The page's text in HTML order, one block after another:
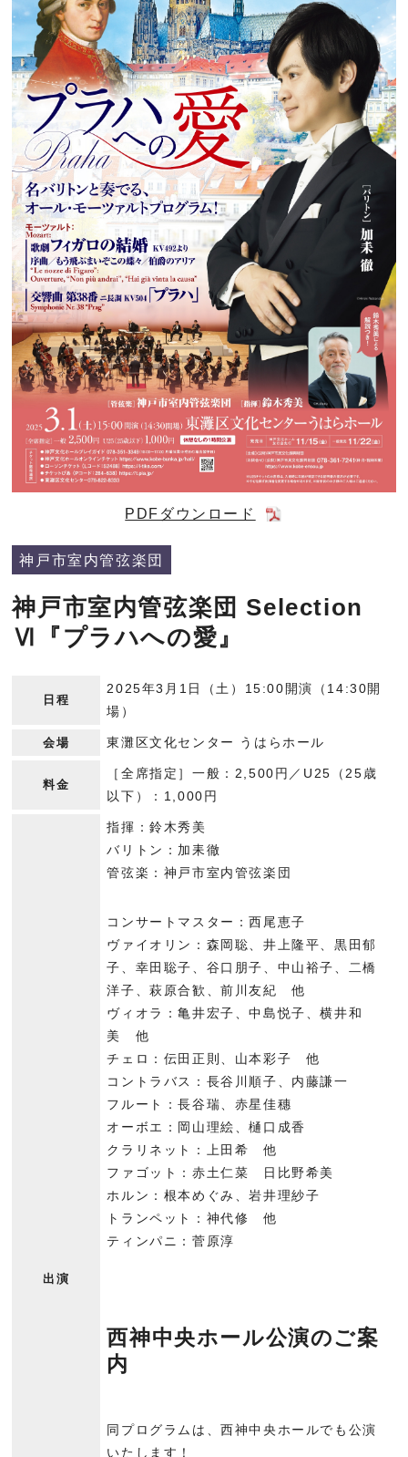
PDFダウンロード
神戸市室内管弦楽団
神戸市室内管弦楽団 Selection
Ⅵ『プラハへの愛』
日程
2025年3月1日（土）15:00開演（14:30開
場）
会場 東灘区文化センター うはらホール
料金
［全席指定］一般：2,500円／U25（25歳
以下）：1,000円
出演
指揮：鈴木秀美
バリトン：加耒徹
管弦楽：神戸市室内管弦楽団
コンサートマスター：西尾恵子
ヴァイオリン：森岡聡、井上隆平、黒田郁
子、幸田聡子、谷口朋子、中山裕子、二橋
洋子、萩原合歓、前川友紀 他
ヴィオラ：亀井宏子、中島悦子、横井和
美 他
チェロ：伝田正則、山本彩子 他
コントラバス：長谷川順子、内藤謙一
フルート：長谷瑞、赤星佳穗
オーボエ：岡山理絵、樋口成香
クラリネット：上田希 他
ファゴット：赤土仁菜 日比野希美
ホルン：根本めぐみ、岩井理紗子
トランペット：神代修 他
ティンパニ：菅原淳
西神中央ホール公演のご案
内
同プログラムは、西神中央ホールでも公演
いたします！